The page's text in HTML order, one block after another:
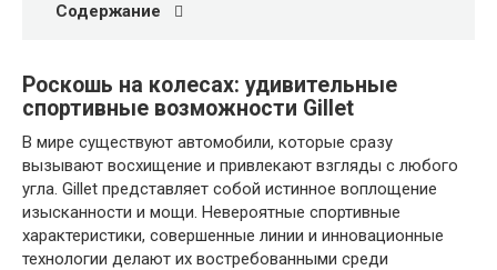
Содержание
Роскошь на колесах: удивительные
спортивные возможности Gillet
В мире существуют автомобили, которые сразу
вызывают восхищение и привлекают взгляды с любого
угла. Gillet представляет собой истинное воплощение
изысканности и мощи. Невероятные спортивные
характеристики, совершенные линии и инновационные
технологии делают их востребованными среди